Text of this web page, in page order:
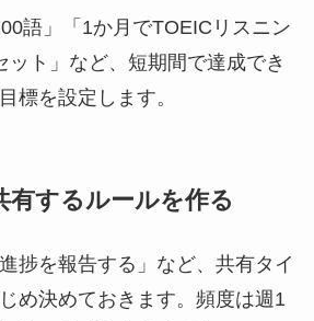
語」「1か月でTOEICリスニン
ット」など、短期間で達成でき
標を設定します。
有するルールを作る
捗を報告する」など、共有タイ
め決めておきます。頻度は週1